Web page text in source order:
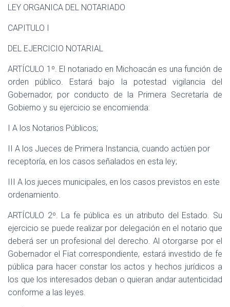
LEY ORGANICA DEL NOTARIADO
CAPITULO I
DEL EJERCICIO NOTARIAL
ARTÍCULO 1º. El notariado en Michoacán es una función de
orden público. Estará bajo la potestad vigilancia del
Gobernador, por conducto de la Primera Secretaría de
Gobierno y su ejercicio se encomienda:
I A los Notarios Públicos;
II A los Jueces de Primera Instancia, cuando actúen por
receptoría, en los casos señalados en esta ley;
III A los jueces municipales, en los casos previstos en este
ordenamiento.
ARTÍCULO 2º. La fe pública es un atributo del Estado. Su
ejercicio se puede realizar por delegación en el notario que
deberá ser un profesional del derecho. Al otorgarse por el
Gobernador el Fiat correspondiente, estará investido de fe
pública para hacer constar los actos y hechos jurídicos a
los que los interesados deban o quieran andar autenticidad
conforme a las leyes.